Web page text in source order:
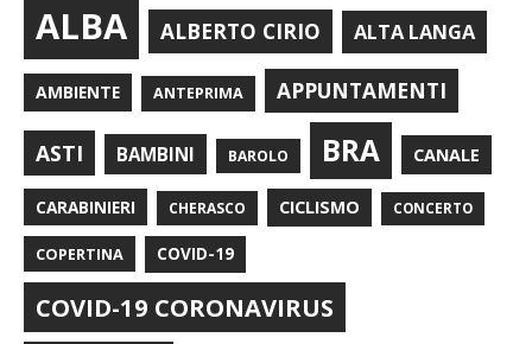
ALBA ALBERTO CIRIO ALTA LANGA
AMBIENTE ANTEPRIMA APPUNTAMENTI
ASTI BAMBINI BAROLO BRA CANALE
CARABINIERI CHERASCO CICLISMO CONCERTO
COPERTINA COVID-19
COVID-19 CORONAVIRUS